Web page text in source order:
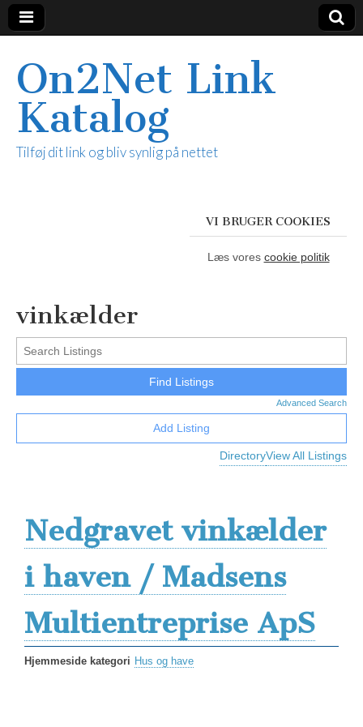
On2Net Link
Katalog
Tilføj dit link og bliv synlig på nettet
VI BRUGER COOKIES
Læs vores cookie politik
vinkælder
Advanced Search
DirectoryView All Listings
Add Listing
Nedgravet vinkælder
i haven / Madsens
Multientreprise ApS
Hjemmeside kategori Hus og have